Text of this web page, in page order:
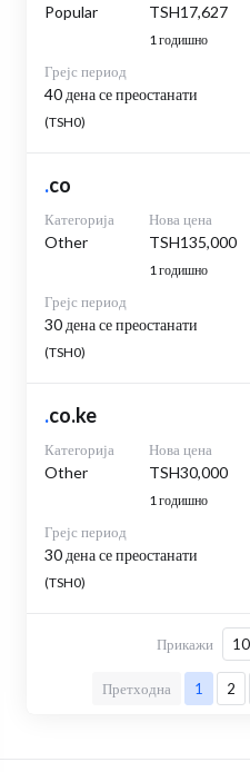
Popular TSH17,627
1 годишно
Грејс период
40 дена се преостанати
(TSH0)
.co
Категорија
Other
Нова цена
TSH135,000
1 годишно
Грејс период
30 дена се преостанати
(TSH0)
.co.ke
Категорија
Other
Нова цена
TSH30,000
1 годишно
Грејс период
30 дена се преостанати
(TSH0)
Претходна 1 2
Прикажи